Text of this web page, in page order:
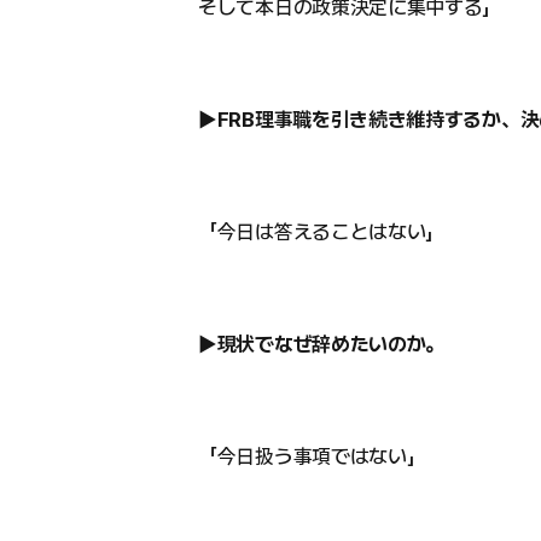
そして本日の政策決定に集中する」
▶FRB理事職を引き続き維持するか、決
「今日は答えることはない」
▶現状でなぜ辞めたいのか。
「今日扱う事項ではない」